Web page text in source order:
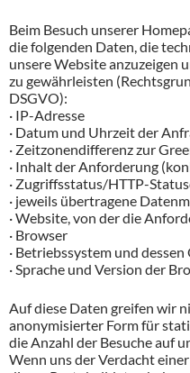
Beim Besuch unserer
die folgenden Daten, die
unsere Website anzuzeigen
zu gewährleisten
DSGVO):
· IP-Adresse
· Datum und Uhrzeit der
· Zeitzonendifferenz zur
· Inhalt der Anforderung
· Zugriffsstatus/HTTP-
· jeweils übertragene
· Website, von der die
· Browser
· Betriebssystem und
· Sprache und Version der
Auf diese Daten greifen wir
anonymisierter Form für
die Anzahl der Besuche auf
Wenn uns der Verdacht